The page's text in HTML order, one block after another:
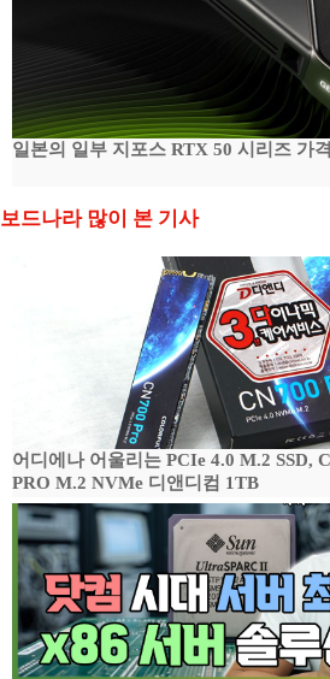
일본의 일부 지포스 RTX 50 시리즈 가
보드나라 많이 본 기사
어디에나 어울리는 PCIe 4.0 M.2 SSD,
PRO M.2 NVMe 디앤디컴 1TB